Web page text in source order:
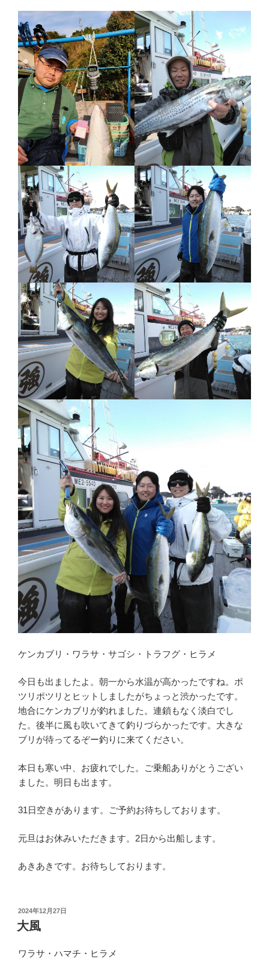
ケンカブリ・ワラサ・サゴシ・トラフグ・ヒラメ
今日も出ましたよ。朝一から水温が高かったですね。ポ
ツリポツリとヒットしましたがちょっと渋かったです。
地合にケンカブリが釣れました。連鎖もなく淡白でし
た。後半に風も吹いてきて釣りづらかったです。大きな
ブリが待ってるぞー釣りに来てください。
本日も寒い中、お疲れでした。ご乗船ありがとうござい
ました。明日も出ます。
31日空きがあります。ご予約お待ちしております。
元旦はお休みいただきます。2日から出船します。
あきあきです。お待ちしております。
投
稿
日:
2024年12月27日
大風
ワラサ・ハマチ・ヒラメ